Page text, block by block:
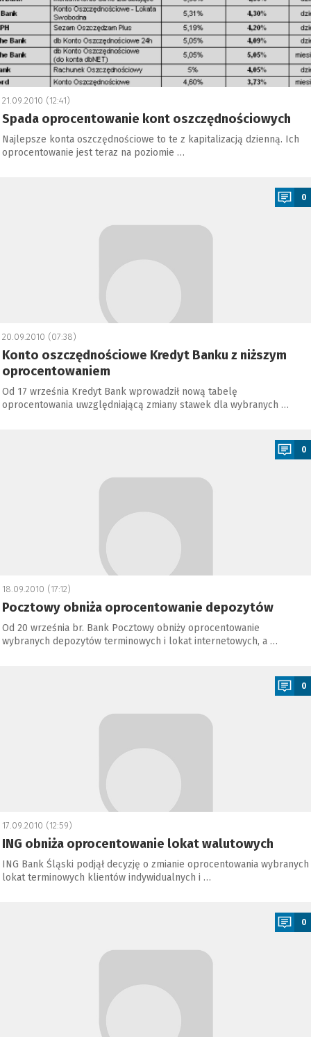
21.09.2010 (12:41)
Spada oprocentowanie kont oszczędnościowych
Najlepsze konta oszczędnościowe to te z kapitalizacją dzienną. Ich
oprocentowanie jest teraz na poziomie …
0
20.09.2010 (07:38)
Konto oszczędnościowe Kredyt Banku z niższym
oprocentowaniem
Od 17 września Kredyt Bank wprowadził nową tabelę
oprocentowania uwzględniającą zmiany stawek dla wybranych …
0
18.09.2010 (17:12)
Pocztowy obniża oprocentowanie depozytów
Od 20 września br. Bank Pocztowy obniży oprocentowanie
wybranych depozytów terminowych i lokat internetowych, a …
0
17.09.2010 (12:59)
ING obniża oprocentowanie lokat walutowych
ING Bank Śląski podjął decyzję o zmianie oprocentowania wybranych
lokat terminowych klientów indywidualnych i …
0